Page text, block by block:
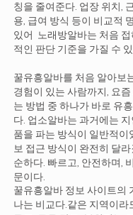
칭을 줄여준다. 업장 위치,
용, 급여 방식 등이 비교적
있어 노래방알바는 처음
적인 판단 기준을 가질 수 있
꿀유흥알바를 처음 알아보
경험이 있는 사람까지, 요
는 방법 중 하나가 바로 유
다. 업소알바는 과거에는
품을 파는 방식이 일반적이
보 접근 방식이 완전히 달
순하다. 빠르고, 안전하며,
문이다.
꿀유흥알바 정보 사이트의
나는 비교다.같은 지역이라